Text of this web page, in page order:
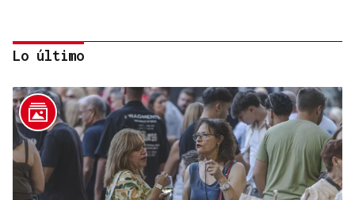
Lo último